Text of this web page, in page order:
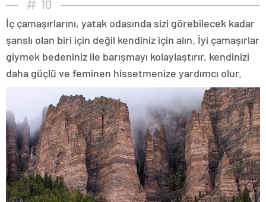
10
İç çamaşırlarını, yatak odasında sizi görebilecek kadar
şanslı olan biri için değil kendiniz için alın. İyi çamaşırlar
giymek bedeniniz ile barışmayı kolaylaştırır, kendinizi
daha güçlü ve feminen hissetmenize yardımcı olur.